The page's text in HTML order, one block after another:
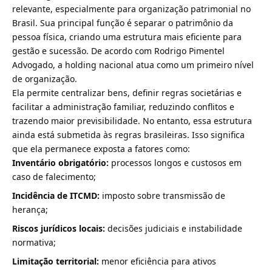
relevante, especialmente para organização patrimonial no
Brasil. Sua principal função é separar o patrimônio da
pessoa física, criando uma estrutura mais eficiente para
gestão e sucessão. De acordo com Rodrigo Pimentel
Advogado, a holding nacional atua como um primeiro nível
de organização.
Ela permite centralizar bens, definir regras societárias e
facilitar a administração familiar, reduzindo conflitos e
trazendo maior previsibilidade. No entanto, essa estrutura
ainda está submetida às regras brasileiras. Isso significa
que ela permanece exposta a fatores como:
Inventário obrigatório: processos longos e custosos em
caso de falecimento;
Incidência de ITCMD: imposto sobre transmissão de
herança;
Riscos jurídicos locais: decisões judiciais e instabilidade
normativa;
Limitação territorial: menor eficiência para ativos